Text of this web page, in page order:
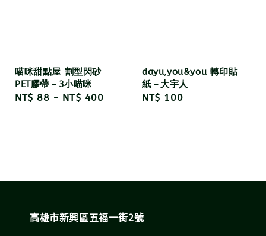
喵咪甜點屋 割型閃砂
PET膠帶－3小喵咪
Regular
NT$ 88 - NT$ 400
dayu,you&you 轉印貼
紙－大宇人
Regular
NT$ 100
高雄市新興區五福一街2號